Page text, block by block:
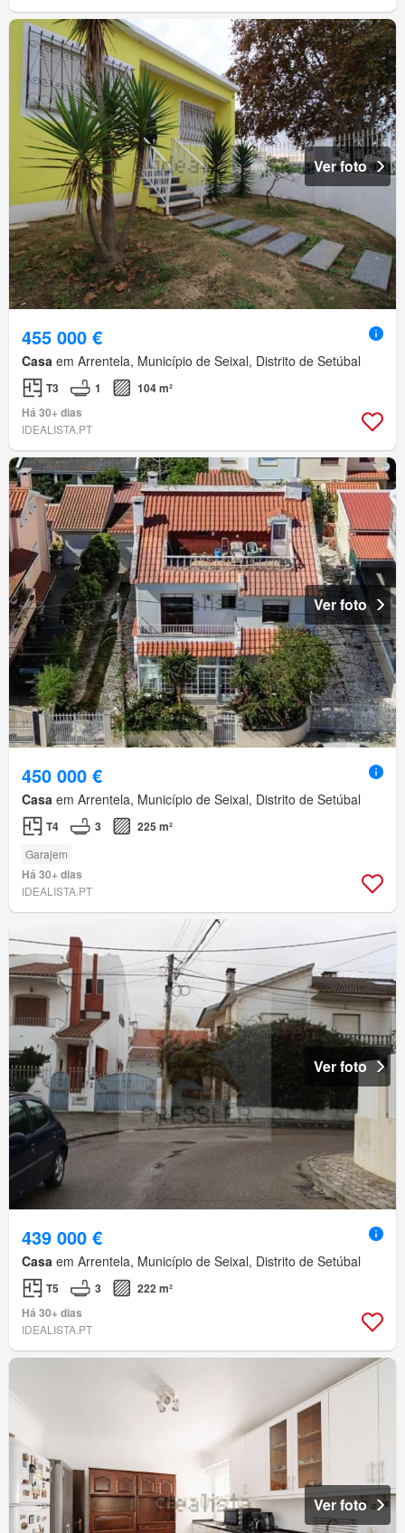
Ver foto
455 000 €
Casa em Arrentela, Município de Seixal, Distrito de Setúbal
T3 1
104 m²
Há 30+ dias
IDEALISTA.PT
Ver foto
450 000 €
Casa em Arrentela, Município de Seixal, Distrito de Setúbal
T4 3 225 m²
Garajem
Há 30+ dias
IDEALISTA.PT
Ver foto
439 000 €
Casa em Arrentela, Município de Seixal, Distrito de Setúbal
T5 3
222 m²
Há 30+ dias
IDEALISTA.PT
Ver foto